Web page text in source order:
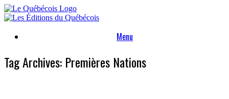
Skip
to
Menu
Tag Archives: Premières Nations